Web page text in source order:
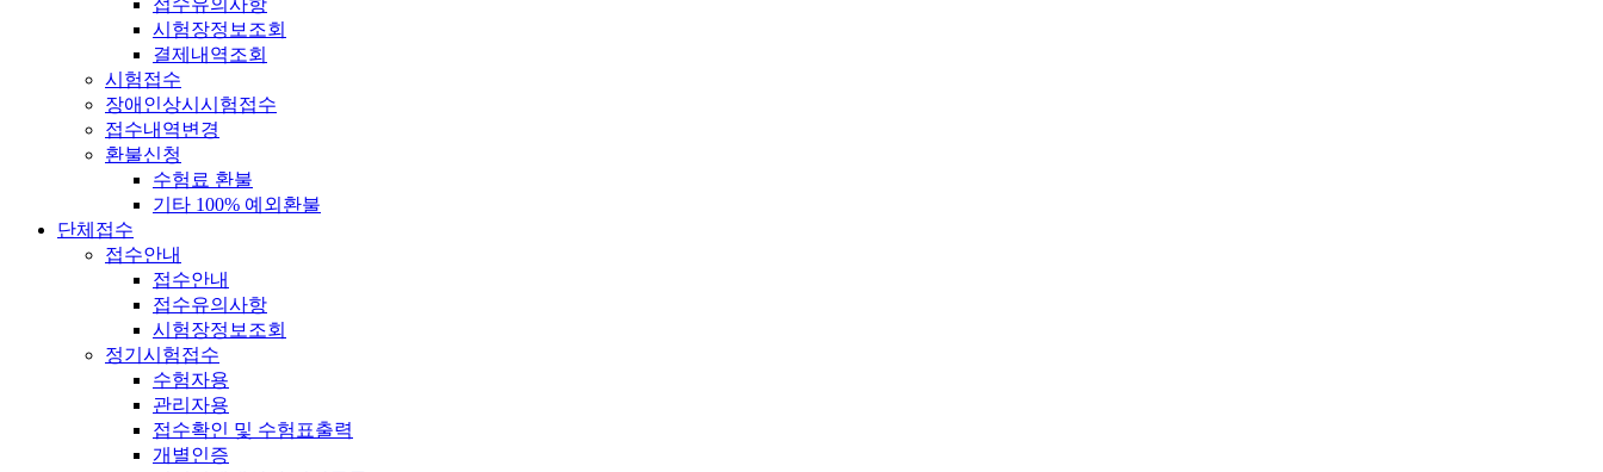
시험장정보조회
결제내역조회
시험접수
장애인상시시험접수
접수내역변경
환불신청
수험료 환불
기타 100% 예외환불
단체접수
접수안내
접수안내
접수유의사항
시험장정보조회
정기시험접수
수험자용
관리자용
접수확인 및 수험표출력
개별인증